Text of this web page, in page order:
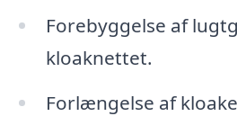
Forebyggelse af
kloaknettet.
Forlængelse af